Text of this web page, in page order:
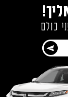
כולם